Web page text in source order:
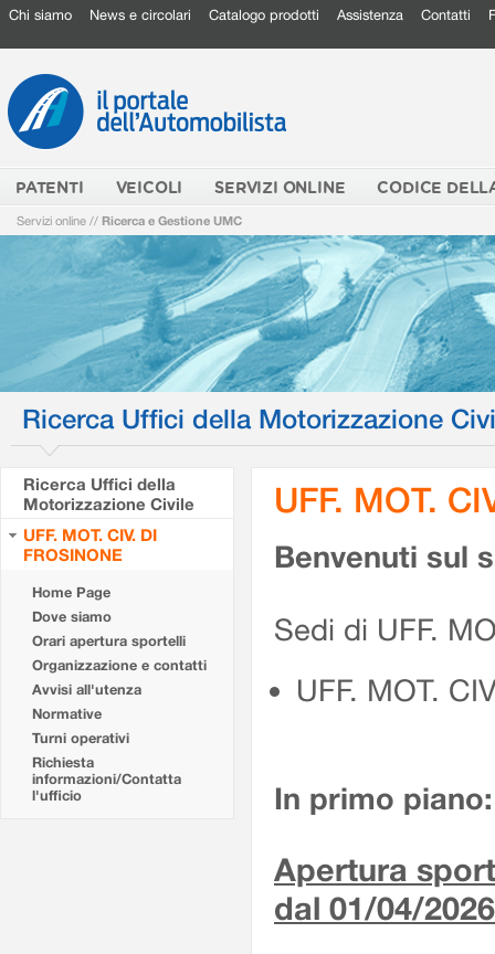
Chi siamo News e circolari Catalogo prodotti Assistenza Contatti
PATENTI VEICOLI SERVIZI ONLINE CODICE
Servizi online // Ricerca e Gestione UMC
Ricerca Uffici della Motorizzazione
Ricerca Uffici della
Motorizzazione Civile
UFF. MOT. CIV. DI
FROSINONE
Home Page
Dove siamo
Orari apertura sportelli
Organizzazione e contatti
Avvisi all'utenza
Normative
Turni operativi
Richiesta
informazioni/Contatta
l'ufficio
UFF. MOT.
Benvenuti sul
Sedi di UFF.
UFF. MOT.
In primo piano:
Apertura
dal 01/04/2026